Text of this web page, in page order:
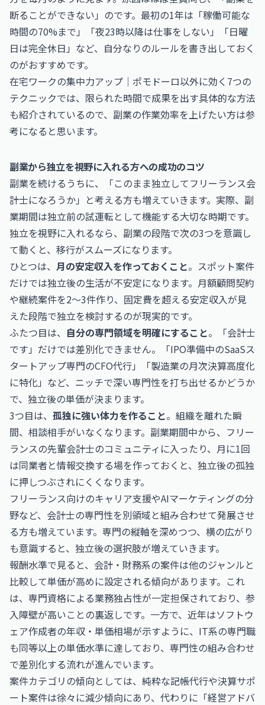
断ることができない」のです。最初の1年は「稼働可能な
時間の70%まで」「夜23時以降は仕事をしない」「日曜
日は完全休日」など、自分なりのルールを書き出しておく
のがおすすめです。
在宅ワークの集中力アップ｜ポモドーロ以外に効く7つの
テクニックでは、限られた時間で成果を出す具体的な方法
も紹介されているので、副業の作業効率を上げたい方は参
考になると思います。
副業から独立を視野に入れる方への成功のコツ
副業を続けるうちに、「このまま独立してフリーランス会
計士になろうか」と考える方も増えていきます。実際、副
業期間は独立前の試運転として機能する大切な時期です。
独立を視野に入れるなら、副業の段階で次の3つを意識し
て動くと、移行がスムーズになります。
ひとつは、 月の安定収入を作っておくこと。スポット案件
だけでは独立後の生活が不安定になります。月額顧問契約
や継続案件を2〜3件作り、固定費を超える安定収入が見
えた段階で独立を検討するのが現実的です。
ふたつ目は、 自分の専門領域を明確にすること。「会計士
です」だけでは差別化できません。「IPO準備中のSaaSス
タートアップ専門のCFO代行」「製造業の月次決算高度化
に特化」など、ニッチで深い専門性を打ち出せるかどうか
で、独立後の単価が決まります。
3つ目は、 孤独に強い体力を作ること。組織を離れた瞬
間、相談相手がいなくなります。副業期間中から、フリー
ランスの先輩会計士のコミュニティに入ったり、月に1回
は同業者と情報交換する場を作っておくと、独立後の孤独
に押しつぶされにくくなります。
フリーランス向けのキャリア支援やAIマーケティングの分
野など、会計士の専門性を別領域と組み合わせて発展させ
る方も増えています。専門の縦軸を深めつつ、横の広がり
も意識すると、独立後の選択肢が増えていきます。
報酬水準で見ると、会計・財務系の案件は他のジャンルと
比較して単価が高めに設定される傾向があります。これ
は、専門資格による業務独占性が一定担保されており、参
入障壁が高いことの裏返しです。一方で、近年はソフトウ
ェア作成者の年収・単価相場が示すように、IT系の専門職
も同等以上の単価水準に達しており、専門性の組み合わせ
で差別化する流れが進んでいます。
案件カテゴリの傾向としては、純粋な記帳代行や決算サポ
ート案件は徐々に減少傾向にあり、代わりに「経営アドバ